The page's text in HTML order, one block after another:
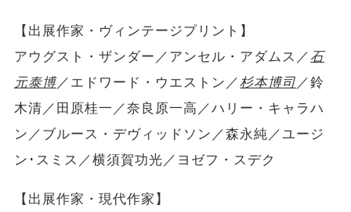
【出展作家・ヴィンテージプリント】
アウグスト・ザンダー／アンセル・アダムス／石
元泰博／エドワード・ウエストン／杉本博司／鈴
木清／田原桂一／奈良原一高／ハリー・キャラハ
ン／ブルース・デヴィッドソン／森永純／ユージ
ン･スミス／横須賀功光／ヨゼフ・スデク
【出展作家・現代作家】